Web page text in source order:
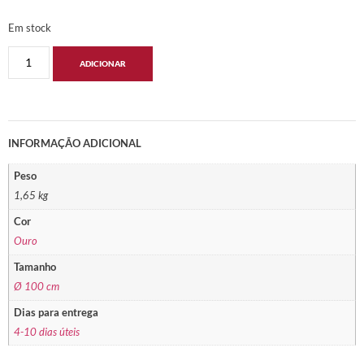
Em stock
ADICIONAR
INFORMAÇÃO ADICIONAL
Peso
1,65 kg
Cor
Ouro
Tamanho
Ø 100 cm
Dias para entrega
4-10 dias úteis